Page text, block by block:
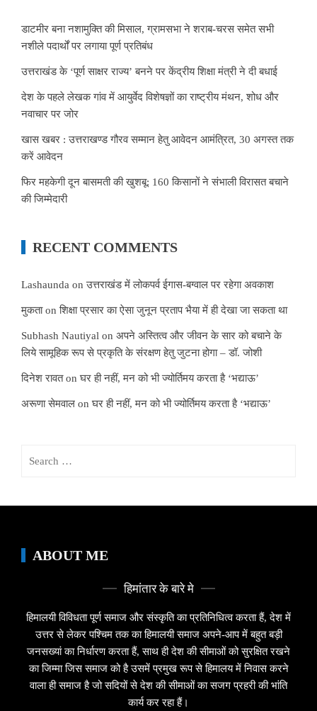
डाटमीर बना नशामुक्ति की मिसाल, ग्रामसभा ने शराब-चरस समेत सभी
नशीले पदार्थों पर लगाया पूर्ण प्रतिबंध
उत्तराखंड के ‘पूर्ण साक्षर राज्य’ बनने पर केंद्रीय शिक्षा मंत्री ने दी बधाई
देश के पहले लेखक गांव में आयुर्वेद विशेषज्ञों का राष्ट्रीय मंथन, शोध और
नवाचार पर जोर
खास खबर : उत्तराखण्ड गौरव सम्मान हेतु आवेदन आमंत्रित, 30 अगस्त तक
करें आवेदन
फिर महकेगी दून बासमती की खुशबू: 160 किसानों ने संभाली विरासत बचाने
की जिम्मेदारी
RECENT COMMENTS
Lashaunda onउत्तराखंड में लोकपर्व ईगास-बग्वाल पर रहेगा अवकाश
मुकताonशिक्षा प्रसार का ऐसा जुनून प्रताप भैया में ही देखा जा सकता था
Subhash Nautiyal on अपने अस्तित्व और जीवन के सार को बचाने के
लिये सामूहिक रूप से प्रकृति के संरक्षण हेतु जुटना होगा – डॉ. जोशी
दिनेश रावतonघर ही नहीं, मन को भी ज्योर्तिमय करता है ‘भद्याऊ’
अरूणा सेमवाल onघर ही नहीं, मन को भी ज्योर्तिमय करता है ‘भद्याऊ’
ABOUT ME
हिमांतार के बारे मे
हिमालयी विविधता पूर्ण समाज और संस्कृति का प्रतिनिधित्व करता हैं, देश में
उत्तर से लेकर पश्चिम तक का हिमालयी समाज अपने-आप में बहुत बड़ी
जनसख्यां का निर्धारण करता हैं, साथ ही देश की सीमाओं को सुरक्षित रखने
का जिम्मा जिस समाज को है उसमें प्रमुख रूप से हिमालय में निवास करने
वाला ही समाज है जो सदियों से देश की सीमाओं का सजग प्रहरी की भांति
कार्य कर रहा हैं।